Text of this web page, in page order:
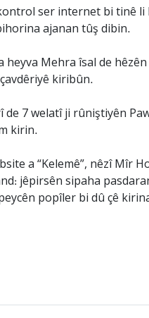
ser internet bi tinê
ajanan tûş dibin.
heyva Mehra îsal de
kiribûn.
7 welatî ji rûniştiyên
kirin.
a “Kelemê”, nêzî Mîr
jêpirsên sipaha
popîler bi dû çê